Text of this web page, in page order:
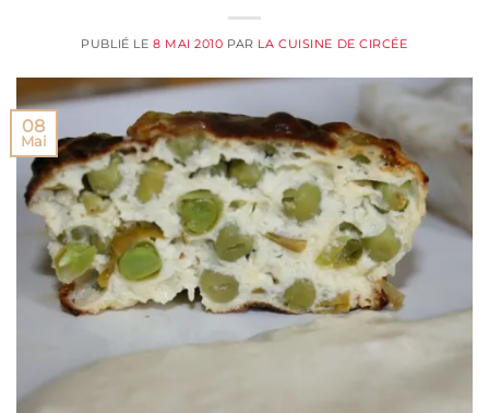
PUBLIÉ LE 8 MAI 2010 PAR LA CUISINE DE CIRCÉE
08
Mai